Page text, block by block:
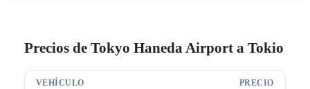
Precios de Tokyo Haneda Airport a Tokio
VEHÍCULO PRECIO